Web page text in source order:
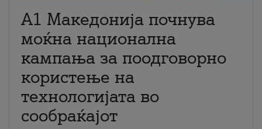
A1 Македонија почнува
моќна национална
кампања за поодговорно
користење на
технологијата во
сообраќајот